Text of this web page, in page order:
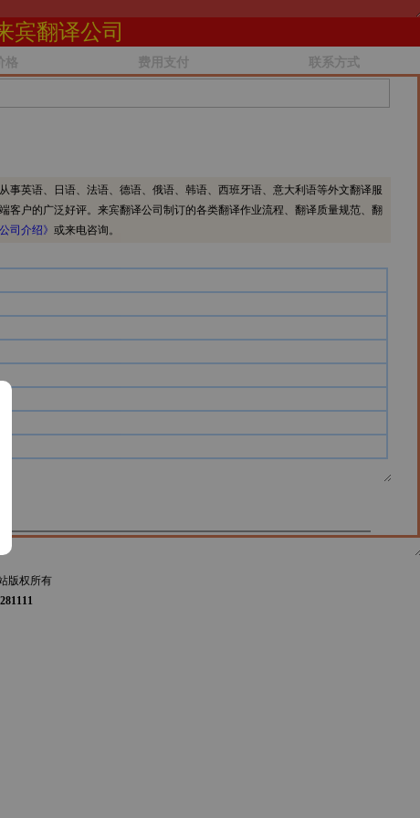
宾翻译公司
格 费用支付 联系方式
英语、日语、法语、德语、俄语、韩语、西班牙语、意大利语等外文翻译服
户的广泛好评。来宾翻译公司制订的各类翻译作业流程、翻译质量规范、翻
司介绍》 或来电咨询。
版权所有